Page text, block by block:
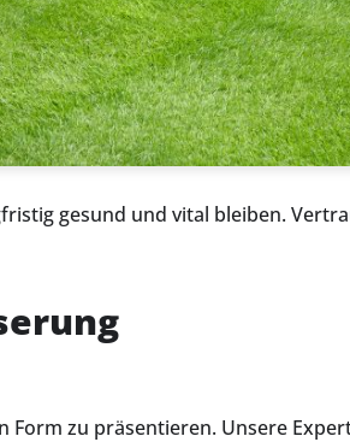
gesund und vital bleiben.
zu präsentieren. Unsere